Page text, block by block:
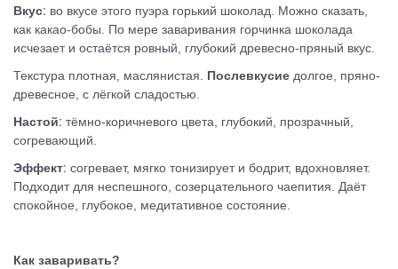
Вкус: во вкусе этого пуэра горький шоколад. Можно сказать,
как какао-бобы. По мере заваривания горчинка шоколада
исчезает и остаётся ровный, глубокий древесно-пряный вкус.
Текстура плотная, маслянистая. Послевкусие долгое, пряно-
древесное, с лёгкой сладостью.
Настой: тёмно-коричневого цвета, глубокий, прозрачный,
согревающий.
Эффект: согревает, мягко тонизирует и бодрит, вдохновляет.
Подходит для неспешного, созерцательного чаепития. Даёт
спокойное, глубокое, медитативное состояние.
Как заваривать?